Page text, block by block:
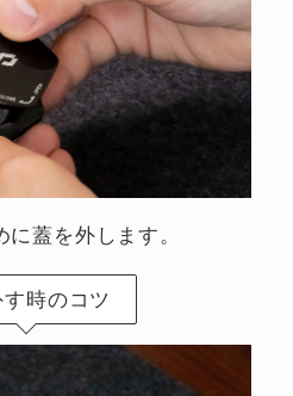
蓋を外します。
時のコツ